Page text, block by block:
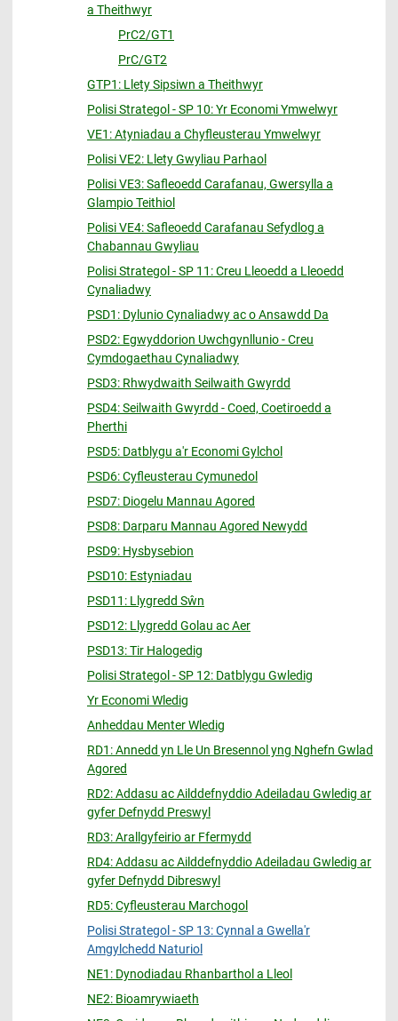
a Theithwyr
PrC2/GT1
PrC/GT2
GTP1: Llety Sipsiwn a Theithwyr
Polisi Strategol - SP 10: Yr Economi Ymwelwyr
VE1: Atyniadau a Chyfleusterau Ymwelwyr
Polisi VE2: Llety Gwyliau Parhaol
Polisi VE3: Safleoedd Carafanau, Gwersylla a
Glampio Teithiol
Polisi VE4: Safleoedd Carafanau Sefydlog a
Chabannau Gwyliau
Polisi Strategol - SP 11: Creu Lleoedd a Lleoedd
Cynaliadwy
PSD1: Dylunio Cynaliadwy ac o Ansawdd Da
PSD2: Egwyddorion Uwchgynllunio - Creu
Cymdogaethau Cynaliadwy
PSD3: Rhwydwaith Seilwaith Gwyrdd
PSD4: Seilwaith Gwyrdd - Coed, Coetiroedd a
Pherthi
PSD5: Datblygu a'r Economi Gylchol
PSD6: Cyfleusterau Cymunedol
PSD7: Diogelu Mannau Agored
PSD8: Darparu Mannau Agored Newydd
PSD9: Hysbysebion
PSD10: Estyniadau
PSD11: Llygredd Sŵn
PSD12: Llygredd Golau ac Aer
PSD13: Tir Halogedig
Polisi Strategol - SP 12: Datblygu Gwledig
Yr Economi Wledig
Anheddau Menter Wledig
RD1: Annedd yn Lle Un Bresennol yng Nghefn Gwlad
Agored
RD2: Addasu ac Ailddefnyddio Adeiladau Gwledig ar
gyfer Defnydd Preswyl
RD3: Arallgyfeirio ar Ffermydd
RD4: Addasu ac Ailddefnyddio Adeiladau Gwledig ar
gyfer Defnydd Dibreswyl
RD5: Cyfleusterau Marchogol
Polisi Strategol - SP 13: Cynnal a Gwella'r
Amgylchedd Naturiol
NE1: Dynodiadau Rhanbarthol a Lleol
NE2: Bioamrywiaeth